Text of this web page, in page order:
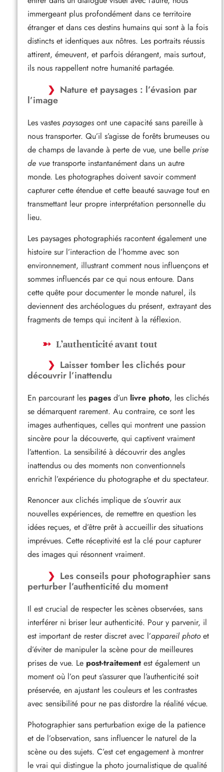
immergeant plus profondément dans ce territoire
étranger et dans ces destins humains qui sont à la fois
distincts et identiques aux nôtres. Les portraits réussis
attirent, émeuvent, et parfois dérangent, mais surtout,
ils nous rappellent notre humanité partagée.
Nature et paysages : l’évasion par
l’image
Les vastes paysages ont une capacité sans pareille à
nous transporter. Qu’il s’agisse de forêts brumeuses ou
de champs de lavande à perte de vue, une belle prise
de vue transporte instantanément dans un autre
monde. Les photographes doivent savoir comment
capturer cette étendue et cette beauté sauvage tout en
transmettant leur propre interprétation personnelle du
lieu.
Les paysages photographiés racontent également une
histoire sur l’interaction de l’homme avec son
environnement, illustrant comment nous influençons et
sommes influencés par ce qui nous entoure. Dans
cette quête pour documenter le monde naturel, ils
deviennent des archéologues du présent, extrayant des
fragments de temps qui incitent à la réflexion.
L’authenticité avant tout
Laisser tomber les clichés pour
découvrir l’inattendu
En parcourant les pages d’un livre photo, les clichés
se démarquent rarement. Au contraire, ce sont les
images authentiques, celles qui montrent une passion
sincère pour la découverte, qui captivent vraiment
l’attention. La sensibilité à découvrir des angles
inattendus ou des moments non conventionnels
enrichit l’expérience du photographe et du spectateur.
Renoncer aux clichés implique de s’ouvrir aux
nouvelles expériences, de remettre en question les
idées reçues, et d’être prêt à accueillir des situations
imprévues. Cette réceptivité est la clé pour capturer
des images qui résonnent vraiment.
Les conseils pour photographier sans
perturber l’authenticité du moment
Il est crucial de respecter les scènes observées, sans
interférer ni briser leur authenticité. Pour y parvenir, il
est important de rester discret avec l’appareil photoet
d’éviter de manipuler la scène pour de meilleures
prises de vue. Le post-traitement est également un
moment où l’on peut s’assurer que l’authenticité soit
préservée, en ajustant les couleurs et les contrastes
avec sensibilité pour ne pas distordre la réalité vécue.
Photographier sans perturbation exige de la patience
et de l’observation, sans influencer le naturel de la
scène ou des sujets. C’est cet engagement à montrer
le vrai qui distingue la photo journalistique de qualité